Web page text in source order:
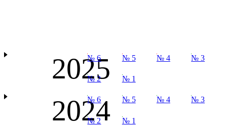
2025
№ 6 № 5 № 4 № 3
№ 2 № 1
2024
№ 6 № 5 № 4 № 3
№ 2 № 1